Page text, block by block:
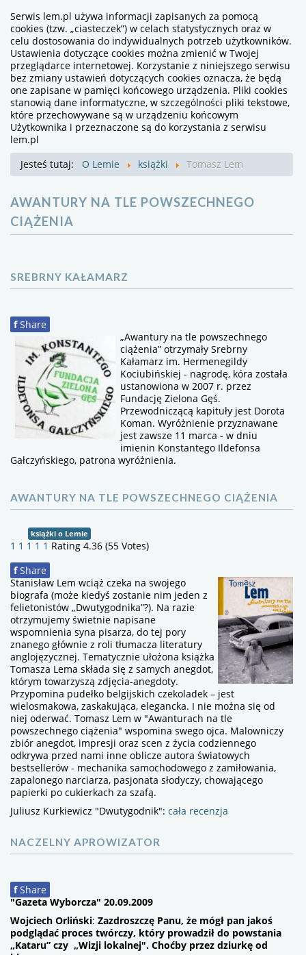
Serwis lem.pl używa informacji zapisanych za pomocą
cookies (tzw. „ciasteczek”) w celach statystycznych oraz w
celu dostosowania do indywidualnych potrzeb użytkowników.
Ustawienia dotyczące cookies można zmienić w Twojej
przeglądarce internetowej. Korzystanie z niniejszego serwisu
bez zmiany ustawień dotyczących cookies oznacza, że będą
one zapisane w pamięci końcowego urządzenia. Pliki cookies
stanowią dane informatyczne, w szczególności pliki tekstowe,
które przechowywane są w urządzeniu końcowym
Użytkownika i przeznaczone są do korzystania z serwisu
lem.pl
Jesteś tutaj:
O Lemie książki Tomasz Lem
AWANTURY NA TLE POWSZECHNEGO
CIĄŻENIA
SREBRNY KAŁAMARZ
f Share
„Awantury na tle powszechnego
ciążenia” otrzymały Srebrny
Kałamarz im. Hermenegildy
Kociubińskiej - nagrodę, kóra została
ustanowiona w 2007 r. przez
Fundację Zielona Gęś.
Przewodniczącą kapituły jest Dorota
Koman. Wyróżnienie przyznawane
jest zawsze 11 marca - w dniu
imienin Konstantego Ildefonsa
Gałczyńskiego, patrona wyróżnienia.
AWANTURY NA TLE POWSZECHNEGO CIĄŻENIA
książki o Lemie
1 1 1 1 1 Rating 4.36 (55 Votes)
f Share
Stanisław Lem wciąż czeka na swojego
biografa (może kiedyś zostanie nim jeden z
felietonistów „Dwutygodnika”?). Na razie
otrzymujemy świetnie napisane
wspomnienia syna pisarza, do tej pory
znanego głównie z roli tłumacza literatury
anglojęzycznej. Tematycznie ułożona książka
Tomasza Lema składa się z samych anegdot,
którym towarzyszą zdjęcia-anegdoty.
Przypomina pudełko belgijskich czekoladek – jest
wielosmakowa, zaskakująca, elegancka. I nie można się od
niej oderwać. Tomasz Lem w "Awanturach na tle
powszechnego ciążenia" wspomina swego ojca. Malowniczy
zbiór anegdot, impresji oraz scen z życia codziennego
odkrywa przed nami inne oblicze autora światowych
bestsellerów - mechanika samochodowego z zamiłowania,
zapalonego narciarza, pasjonata słodyczy, chowającego
papierki po cukierkach za szafą.
Juliusz Kurkiewicz "Dwutygodnik": cała recenzja
NACZELNY APROWIZATOR
f Share
"Gazeta Wyborcza" 20.09.2009
Wojciech Orliński: Zazdroszczę Panu, że mógł pan jakoś
podglądać proces twórczy, który prowadził do powstania
„Kataru” czy „Wizji lokalnej". Choćby przez dziurkę od